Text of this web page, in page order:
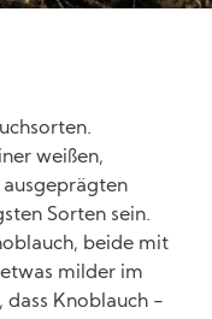
weißen,
Sorten sein.
beide mit
milder im
dass Knoblauch -